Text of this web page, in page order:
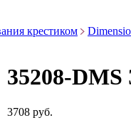
крестиком
35208-DMS
3708 руб.